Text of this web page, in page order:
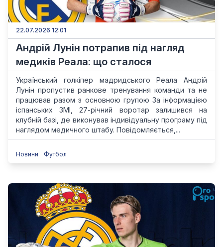
22.07.2026 12:01
Андрій Лунін потрапив під нагляд
медиків Реала: що сталося
Український голкіпер мадридського Реала Андрій
Лунін пропустив ранкове тренування команди та не
працював разом з основною групою За інформацією
іспанських ЗМІ, 27-річний воротар залишився на
клубній базі, де виконував індивідуальну програму під
наглядом медичного штабу. Повідомляється,...
Новини Футбол